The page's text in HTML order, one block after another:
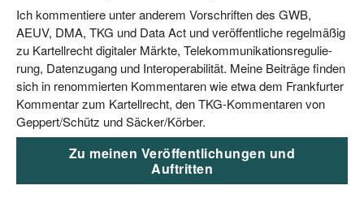
Ich kom­men­tie­re unter ande­rem Vor­schrif­ten des GWB,
AEUV, DMA, TKG und Data Act und ver­öf­fent­li­che regel­mä­ßig
zu Kar­tell­recht digi­ta­ler Märk­te, Tele­kom­mu­ni­ka­ti­ons­re­gu­lie­
rung, Daten­zu­gang und Inter­ope­ra­bi­li­tät. Mei­ne Bei­trä­ge fin­den
sich in renom­mier­ten Kom­men­ta­ren wie etwa dem Frank­fur­ter
Kom­men­tar zum Kar­tell­recht, den TKG-Kom­men­ta­ren von
Geppert/​Schütz und Säcker/​Körber.
Zu mei­nen Ver­öf­fent­li­chun­gen und
Auftritten